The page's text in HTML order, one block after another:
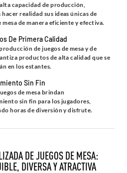
capacidad de producción,
hacer realidad sus ideas únicas de
mesa de manera eficiente y efectiva.
De Primera Calidad
de juegos de mesa y de
productos de alta calidad que se
en los estantes.
Sin Fin
de mesa brindan
sin fin para los jugadores,
horas de diversión y disfrute.
DE JUEGOS DE MESA:
DIVERSA Y ATRACTIVA